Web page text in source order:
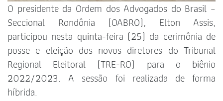
O presidente da Ordem dos Advogados do Brasil –
Seccional Rondônia (OABRO), Elton Assis,
participou nesta quinta-feira (25) da cerimônia de
posse e eleição dos novos diretores do Tribunal
Regional Eleitoral (TRE-RO) para o biênio
2022/2023. A sessão foi realizada de forma
híbrida.